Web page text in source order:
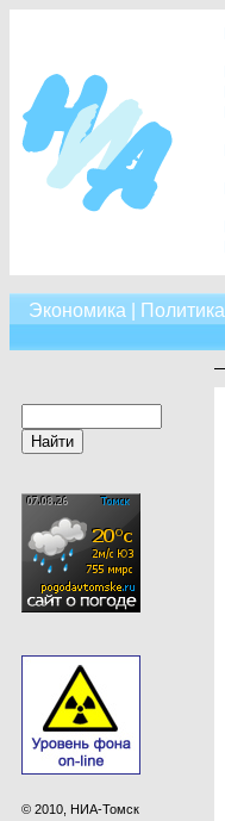
Экономика Политика
© 2010, НИА-Томск